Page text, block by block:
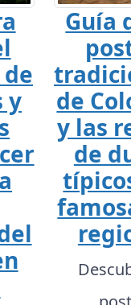
y
Guía
de
y las
de